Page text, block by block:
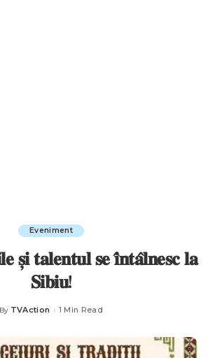
Eveniment
𝐬̦𝐢 𝐭𝐚𝐥𝐞𝐧𝐭𝐮𝐥 𝐬𝐞 𝐢̂𝐧𝐭𝐚̂𝐥𝐧𝐞𝐬𝐜 𝐥𝐚
𝐒𝐢𝐛𝐢𝐮!
Posted
By TVAction 1 Min Read